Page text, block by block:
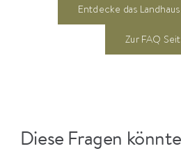
Entdecke das Landhaus
Zur FAQ
Diese Fragen